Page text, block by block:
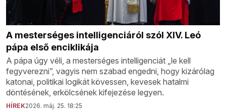
A mesterséges intelligenciáról szól XIV. Leó
pápa első enciklikája
A pápa úgy véli, a mesterséges intelligenciát „le kell
fegyverezni”, vagyis nem szabad engedni, hogy kizárólag
katonai, politikai logikát kövessen, kevesek hatalmi
döntésének, erkölcsének kifejezése legyen.
HÍREK2026. máj. 25. 18:25